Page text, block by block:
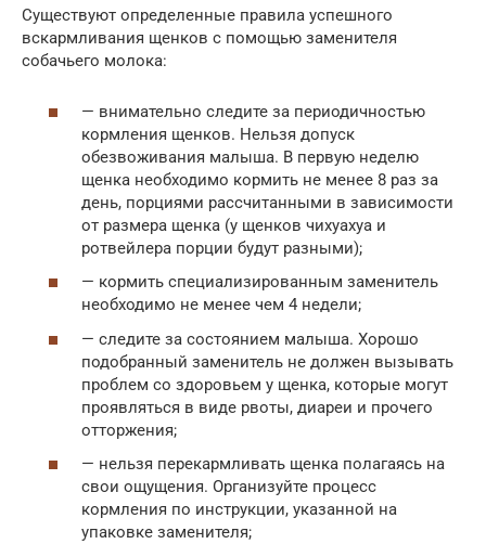
Существуют определенные правила успешного
вскармливания щенков с помощью заменителя
собачьего молока:
— внимательно следите за периодичностью
кормления щенков. Нельзя допуск
обезвоживания малыша. В первую неделю
щенка необходимо кормить не менее 8 раз за
день, порциями рассчитанными в зависимости
от размера щенка (у щенков чихуахуа и
ротвейлера порции будут разными);
— кормить специализированным заменитель
необходимо не менее чем 4 недели;
— следите за состоянием малыша. Хорошо
подобранный заменитель не должен вызывать
проблем со здоровьем у щенка, которые могут
проявляться в виде рвоты, диареи и прочего
отторжения;
— нельзя перекармливать щенка полагаясь на
свои ощущения. Организуйте процесс
кормления по инструкции, указанной на
упаковке заменителя;